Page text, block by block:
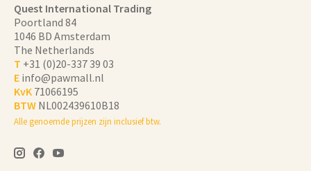
Quest International Trading
Poortland 84
1046 BD Amsterdam
The Netherlands
T +31 (0)20-337 39 03
E info@pawmall.nl
KvK 71066195
BTW NL002439610B18
Alle genoemde prijzen zijn inclusief btw.